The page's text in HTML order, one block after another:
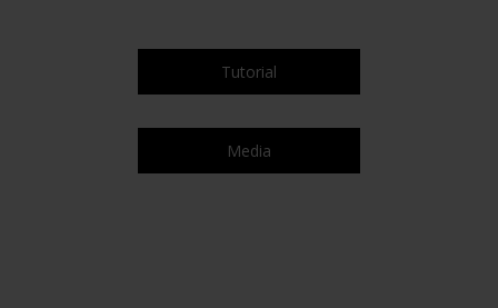
Tutorial
Media